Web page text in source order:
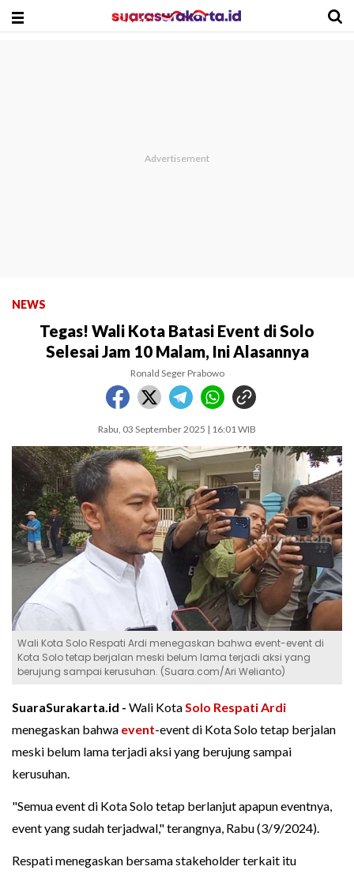
NEWS
Tegas! Wali Kota Batasi Event di Solo
Selesai Jam 10 Malam, Ini Alasannya
Ronald Seger Prabowo
Rabu, 03 September 2025 | 16:01 WIB
Wali Kota Solo Respati Ardi menegaskan bahwa event-event di
Kota Solo tetap berjalan meski belum lama terjadi aksi yang
berujung sampai kerusuhan. (Suara.com/Ari Welianto)
SuaraSurakarta.id - Wali KotaSolo Respati Ardi
menegaskan bahwa event-event di Kota Solo tetap berjalan
meski belum lama terjadi aksi yang berujung sampai
kerusuhan.
"Semua event di Kota Solo tetap berlanjut apapun eventnya,
event yang sudah terjadwal," terangnya, Rabu (3/9/2024).
Respati menegaskan bersama stakeholder terkait itu